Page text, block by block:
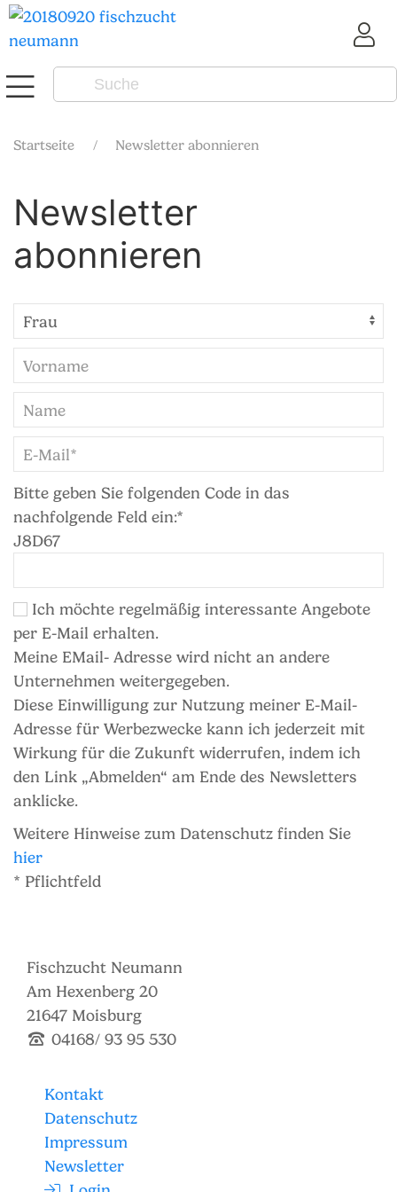
Startseite Newsletter abonnieren
Newsletter
abonnieren
Bitte geben Sie folgenden Code in das
nachfolgende Feld ein:*
J8D67
Ich möchte regelmäßig interessante Angebote
per E-Mail erhalten.
Meine EMail- Adresse wird nicht an andere
Unternehmen weitergegeben.
Diese Einwilligung zur Nutzung meiner E-Mail-
Adresse für Werbezwecke kann ich jederzeit mit
Wirkung für die Zukunft widerrufen, indem ich
den Link „Abmelden“ am Ende des Newsletters
anklicke.
Weitere Hinweise zum Datenschutz finden Sie
hier
* Pflichtfeld
Fischzucht Neumann
Am Hexenberg 20
21647 Moisburg
04168/ 93 95 530
Kontakt
Datenschutz
Impressum
Newsletter